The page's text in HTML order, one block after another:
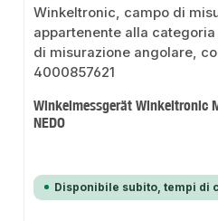
Winkelmessgerät Winkeltronic
NEDO
Disponibile subito, tempi di